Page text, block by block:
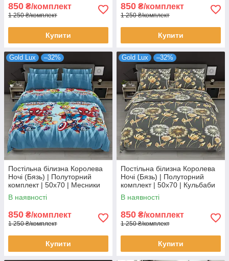
850 ₴/комплект
1 250 ₴/комплект
Купити
850 ₴/комплект
1 250 ₴/комплект
Купити
Gold Lux –32%
Постільна білизна Королева
Ночі (Бязь) | Полуторний
комплект | 50х70 | Месники
на блакитному
В наявності
850 ₴/комплект
1 250 ₴/комплект
Купити
Gold Lux –32%
Постільна білизна Королева
Ночі (Бязь) | Полуторний
комплект | 50х70 | Кульбаби
на сірому
В наявності
850 ₴/комплект
1 250 ₴/комплект
Купити